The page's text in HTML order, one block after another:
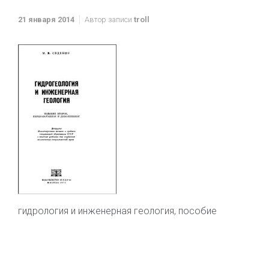
21 января 2014 Автор записи troll
гидрология и инженерная геология, пособие